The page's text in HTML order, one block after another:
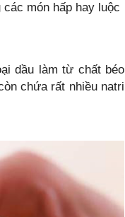
món hấp hay luộc
dầu làm từ chất béo
chứa rất nhiều natri